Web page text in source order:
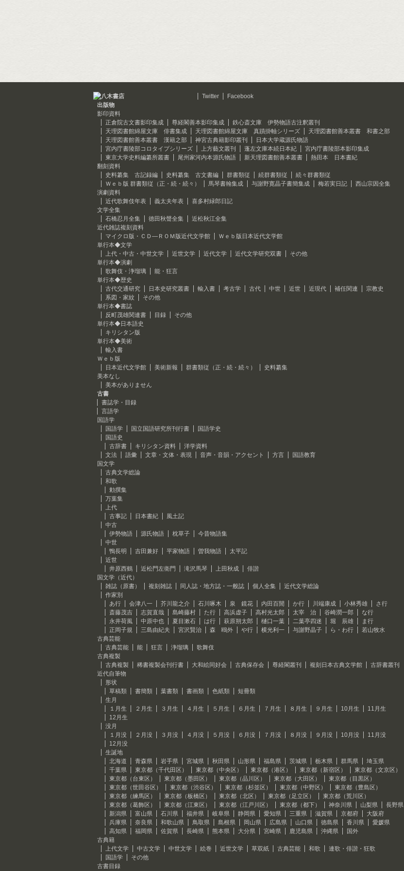
Twitter Facebook
出版物
影印資料
正倉院古文書影印集成
尊経閣善本影印集成
鉄心斎文庫 伊勢物語古注釈叢刊
天理図書館綿屋文庫 俳書集成
天理図書館綿屋文庫 真蹟掛軸シリーズ
天理図書館善本叢書 和書之部
天理図書館善本叢書 漢籍之部
神宮古典籍影印叢刊
日本大学蔵源氏物語
宮内庁書陵部コロタイプシリーズ
上方藝文叢刊 蓬左文庫本続日本紀
宮内庁書陵部本影印集成
東京大学史料編纂所叢書
尾州家河内本源氏物語 新天理図書館善本叢書
熱田本 日本書紀
翻刻資料
史料纂集 古記録編
史料纂集 古文書編 群書類従 続群書類従
続々群書類従
Ｗｅｂ版 群書類従（正・続・続々）
馬琴書翰集成 与謝野寛晶子書簡集成 梅若実日記
西山宗因全集
演劇資料
近代歌舞伎年表
義太夫年表
喜多村緑郎日記
文学全集
石橋忍月全集
徳田秋聲全集
近松秋江全集
近代雑誌複刻資料
マイクロ版・ＣＤ―ＲＯＭ版近代文学館
Ｗｅｂ版日本近代文学館
単行本◆文学
上代・中古・中世文学
近世文学 近代文学 近代文学研究双書
その他
単行本◆演劇
歌舞伎・浄瑠璃
能・狂言
単行本◆歴史
古代交通研究
日本史研究叢書 輸入書 考古学 古代 中世 近世 近現代 補任関連
宗教史
系図・家紋
その他
単行本◆書誌
反町茂雄関連書
目録
その他
単行本◆日本語史
キリシタン版
単行本◆美術
輸入書
Ｗｅｂ版
日本近代文学館
美術新報 群書類従（正・続・続々）
史料纂集
美本なし
美本がありません
古書
書誌学・目録
言語学
国語学
国語学
国立国語研究所刊行書
国語学史
国語史
古辞書
キリシタン資料
洋学資料
文法
語彙 文章・文体・表現 音声・音韻・アクセント 方言
国語教育
国文学
古典文学総論
和歌
勅撰集
万葉集
上代
古事記
日本書紀
風土記
中古
伊勢物語
源氏物語 枕草子
今昔物語集
中世
鴨長明
吉田兼好 平家物語 曽我物語
太平記
近世
井原西鶴
近松門左衛門 滝沢馬琴 上田秋成
俳諧
国文学（近代）
雑誌（原書）
複刻雑誌 同人誌・地方誌・一般誌 個人全集
近代文学総論
作家別
あ行
会津八一 芥川龍之介 石川啄木 泉 鏡花 内田百閒 か行 川端康成 小林秀雄
さ行
斎藤茂吉
志賀直哉 島崎藤村 た行 高浜虚子 高村光太郎 太宰 治 谷崎潤一郎
な行
永井荷風
中原中也 夏目漱石 は行 萩原朔太郎 樋口一葉 二葉亭四迷 堀 辰雄
ま行
正岡子規
三島由紀夫 宮沢賢治 森 鴎外 や行 横光利一 与謝野晶子 ら・わ行
若山牧水
古典芸能
古典芸能
能 狂言 浄瑠璃
歌舞伎
古典複製
古典複製
稀書複製会刊行書 大和絵同好会 古典保存会 尊経閣叢刊 複刻日本古典文学館
古辞書叢刊
近代自筆物
形状
草稿類
書簡類 葉書類 書画類 色紙類
短冊類
生月
１月生
２月生 ３月生 ４月生 ５月生 ６月生 ７月生 ８月生 ９月生 10月生
11月生
12月生
没月
１月没
２月没 ３月没 ４月没 ５月没 ６月没 ７月没 ８月没 ９月没 10月没
11月没
12月没
生誕地
北海道
青森県 岩手県 宮城県 秋田県 山形県 福島県 茨城県 栃木県 群馬県
埼玉県
千葉県
東京都（千代田区） 東京都（中央区） 東京都（港区） 東京都（新宿区）
東京都（文京区）
東京都（台東区）
東京都（墨田区） 東京都（品川区） 東京都（大田区）
東京都（目黒区）
東京都（世田谷区）
東京都（渋谷区） 東京都（杉並区） 東京都（中野区）
東京都（豊島区）
東京都（練馬区）
東京都（板橋区） 東京都（北区） 東京都（足立区）
東京都（荒川区）
東京都（葛飾区）
東京都（江東区） 東京都（江戸川区） 東京都（都下） 神奈川県 山梨県
長野県
新潟県
富山県 石川県 福井県 岐阜県 静岡県 愛知県 三重県 滋賀県 京都府
大阪府
兵庫県
奈良県 和歌山県 鳥取県 島根県 岡山県 広島県 山口県 徳島県 香川県
愛媛県
高知県
福岡県 佐賀県 長崎県 熊本県 大分県 宮崎県 鹿児島県 沖縄県
国外
古典籍
上代文学
中古文学 中世文学 絵巻 近世文学 草双紙 古典芸能 和歌
連歌・俳諧・狂歌
国語学
その他
古書目録